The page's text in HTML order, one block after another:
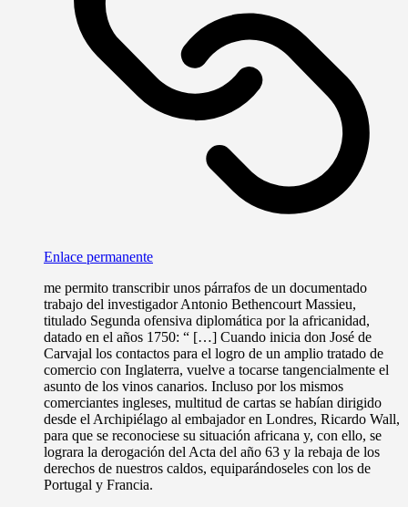
Enlace permanente
me permito transcribir unos párrafos de un documentado
trabajo del investigador Antonio Bethencourt Massieu,
titulado Segunda ofensiva diplomática por la africanidad,
datado en el años 1750: “ […] Cuando inicia don José de
Carvajal los contactos para el logro de un amplio tratado de
comercio con Inglaterra, vuelve a tocarse tangencialmente el
asunto de los vinos canarios. Incluso por los mismos
comerciantes ingleses, multitud de cartas se habían dirigido
desde el Archipiélago al embajador en Londres, Ricardo Wall,
para que se reconociese su situación africana y, con ello, se
lograra la derogación del Acta del año 63 y la rebaja de los
derechos de nuestros caldos, equiparándoseles con los de
Portugal y Francia.